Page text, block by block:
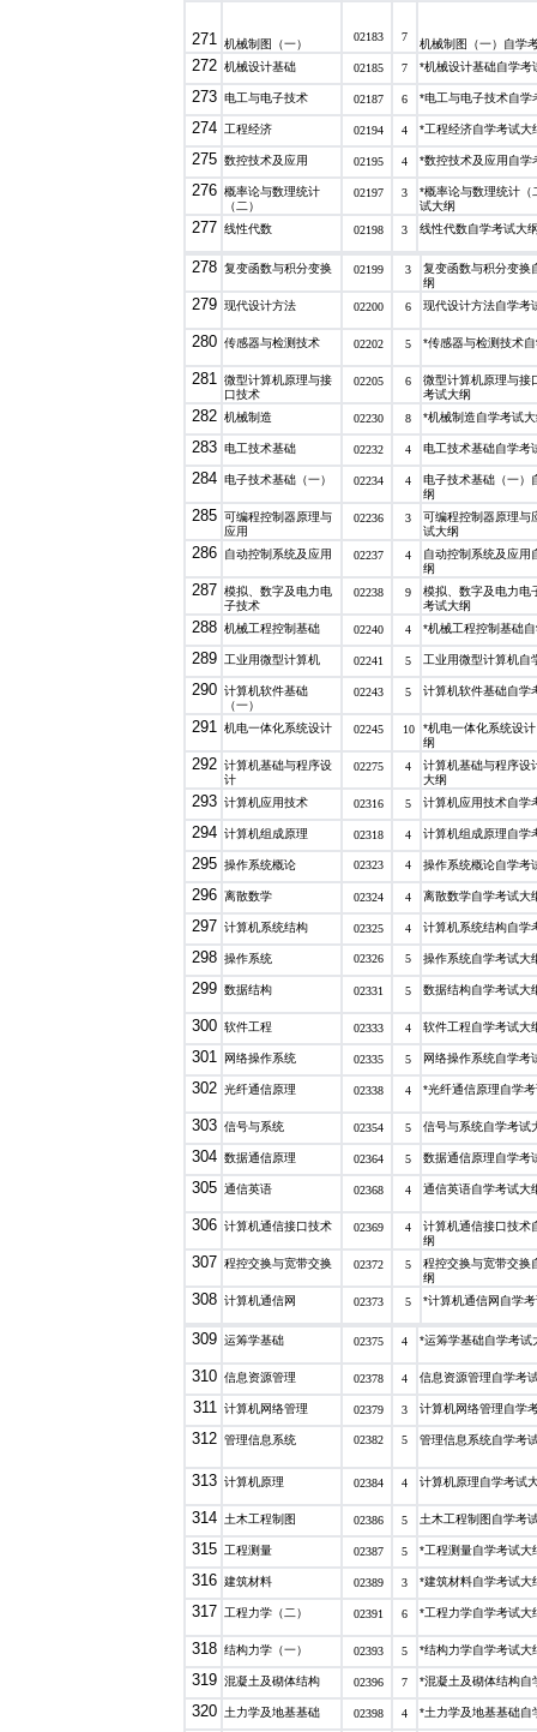
271 机械制图（一）
02183 7
机械制图（一）自学
272 机械设计基础 02185 7 *机械设计基础自学考
273 电工与电子技术 02187 6 *电工与电子技术自学
274 工程经济 02194 4 *工程经济自学考试大
275 数控技术及应用 02195 4 *数控技术及应用自学
276 概率论与数理统计
（二）
02197 3
*概率论与数理统计（
试大纲
277 线性代数 02198 3 线性代数自学考试大
278 复变函数与积分变换 02199 3
复变函数与积分变换
纲
279 现代设计方法 02200 6 现代设计方法自学考
280 传感器与检测技术 02202 5 *传感器与检测技术
281
微型计算机原理与接
口技术
02205 6
微型计算机原理与接
考试大纲
282 机械制造 02230 8 *机械制造自学考试
283 电工技术基础 02232 4 电工技术基础自学考
284 电子技术基础（一） 02234 4
电子技术基础（一）
纲
285 可编程控制器原理与
应用
02236 3
可编程控制器原理与
试大纲
286 自动控制系统及应用 02237 4
自动控制系统及应用
纲
287 模拟、数字及电力电
子技术
02238 9
模拟、数字及电力电
考试大纲
288 机械工程控制基础 02240 4 *机械工程控制基础
289 工业用微型计算机 02241 5 工业用微型计算机自
290 计算机软件基础
（一）
02243 5 计算机软件基础自学
291 机电一体化系统设计 02245 10
*机电一体化系统设
纲
292 计算机基础与程序设
计
02275 4
计算机基础与程序设
大纲
293 计算机应用技术 02316 5 计算机应用技术自学
294 计算机组成原理 02318 4 计算机组成原理自学
295 操作系统概论 02323 4 操作系统概论自学考
296 离散数学 02324 4 离散数学自学考试大
297 计算机系统结构 02325 4 计算机系统结构自学
298 操作系统 02326 5 操作系统自学考试大
299 数据结构 02331 5 数据结构自学考试大
300 软件工程 02333 4 软件工程自学考试大
301 网络操作系统 02335 5 网络操作系统自学考
302 光纤通信原理 02338 4 *光纤通信原理自学
303 信号与系统 02354 5 信号与系统自学考试
304 数据通信原理 02364 5 数据通信原理自学考
305 通信英语 02368 4 通信英语自学考试大
306 计算机通信接口技术 02369 4
计算机通信接口技术
纲
307 程控交换与宽带交换 02372 5
程控交换与宽带交换
纲
308 计算机通信网 02373 5 *计算机通信网自学
309 运筹学基础 02375 4 *运筹学基础自学考试
310 信息资源管理 02378 4 信息资源管理自学考
311 计算机网络管理 02379 3 计算机网络管理自学
312 管理信息系统 02382 5 管理信息系统自学考
313 计算机原理 02384 4 计算机原理自学考试
314 土木工程制图 02386 5 土木工程制图自学考
315 工程测量 02387 5 *工程测量自学考试大
316 建筑材料 02389 3 *建筑材料自学考试大
317 工程力学（二） 02391 6 *工程力学自学考试大
318 结构力学（一） 02393 5 *结构力学自学考试大
319 混凝土及砌体结构 02396 7 *混凝土及砌体结构自
320 土力学及地基基础 02398 4 *土力学及地基基础自